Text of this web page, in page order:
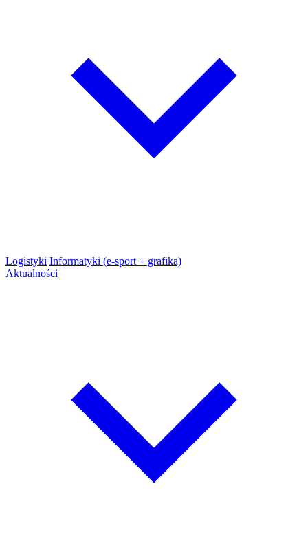
Logistyki Informatyki (e-sport + grafika)
Aktualności